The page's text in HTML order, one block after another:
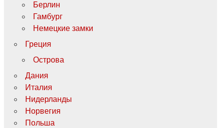
Берлин
Гамбург
Немецкие замки
Греция
Острова
Дания
Италия
Нидерланды
Норвегия
Польша